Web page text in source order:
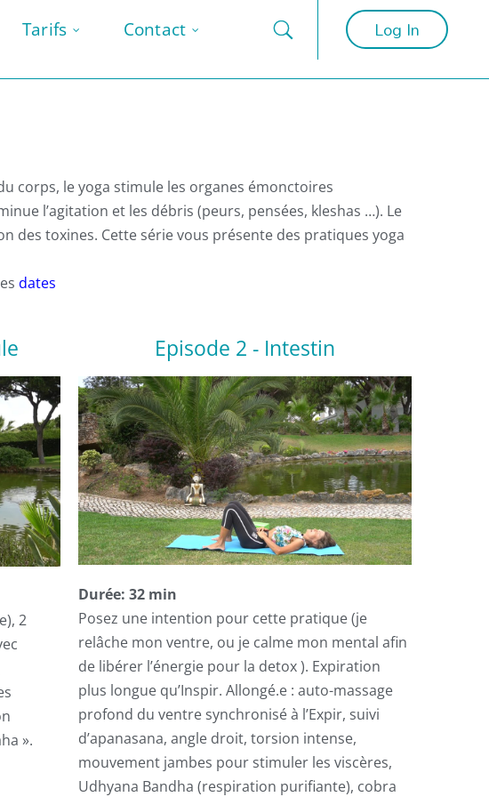
Log In
Tarifs Contact
corps, le yoga stimule les organes émonctoires
l’agitation et les débris (peurs, pensées, kleshas …). Le
des toxines. Cette série vous présente des pratiques yoga
dates
2
».
Episode 2 - Intestin
Durée: 32 min
Posez une intention pour cette pratique (je
relâche mon ventre, ou je calme mon mental afin
de libérer l’énergie pour la detox ). Expiration
plus longue qu’Inspir. Allongé.e : auto-massage
profond du ventre synchronisé à l’Expir, suivi
d’apanasana, angle droit, torsion intense,
mouvement jambes pour stimuler les viscères,
Udhyana Bandha (respiration purifiante), cobra